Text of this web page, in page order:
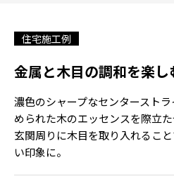
住宅施工例
金属と木目の調和を楽し
濃色のシャープなセンタースト
められた木のエッセンスを際立
玄関周りに木目を取り入れるこ
い印象に。